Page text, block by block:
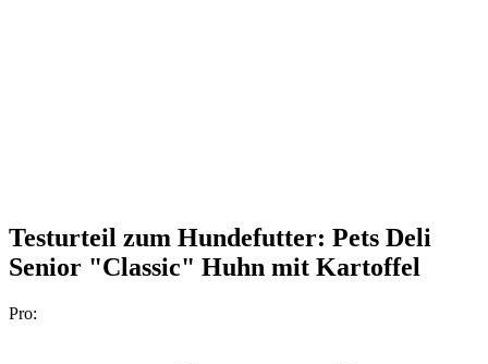
Testurteil zum Hundefutter: Pets Deli
Senior "Classic" Huhn mit Kartoffel
Pro: